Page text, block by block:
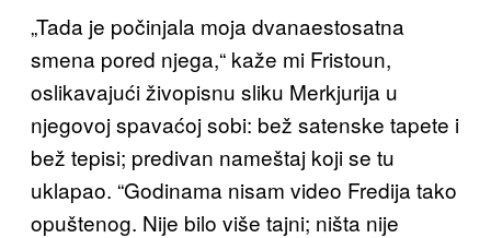
„Tada je počinjala moja dvanaestosatna
smena pored njega,“ kaže mi Fristoun,
oslikavajući živopisnu sliku Merkjurija u
njegovoj spavaćoj sobi: bež satenske tapete i
bež tepisi; predivan nameštaj koji se tu
uklapao. “Godinama nisam video Fredija tako
opuštenog. Nije bilo više tajni; ništa nije